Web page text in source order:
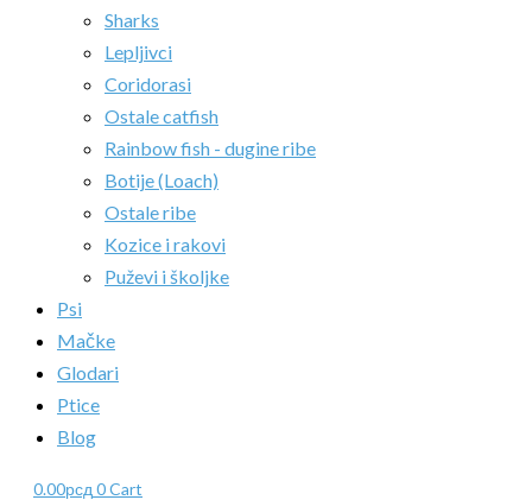
Sharks
Lepljivci
Coridorasi
Ostale catfish
Rainbow fish - dugine ribe
Botije (Loach)
Ostale ribe
Kozice i rakovi
Puževi i školjke
Psi
Mačke
Glodari
Ptice
Blog
0.00рсд 0Cart